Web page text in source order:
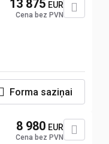
13 875 EUR
Cena bez PVN
Forma saziņai
8 980 EUR
Cena bez PVN